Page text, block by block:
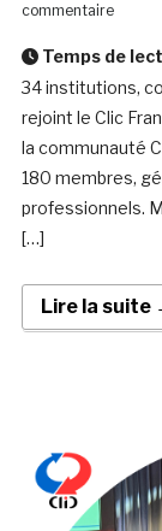
commentaire
Temps de
34 institutions,
rejoint le Clic
la communauté
180 membres,
professionnels.
[…]
Lire la suite